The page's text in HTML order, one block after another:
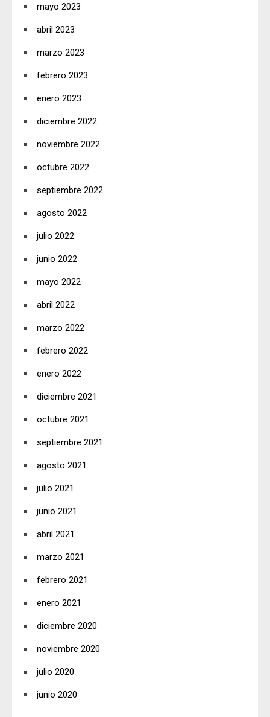
mayo 2023
abril 2023
marzo 2023
febrero 2023
enero 2023
diciembre 2022
noviembre 2022
octubre 2022
septiembre 2022
agosto 2022
julio 2022
junio 2022
mayo 2022
abril 2022
marzo 2022
febrero 2022
enero 2022
diciembre 2021
octubre 2021
septiembre 2021
agosto 2021
julio 2021
junio 2021
abril 2021
marzo 2021
febrero 2021
enero 2021
diciembre 2020
noviembre 2020
julio 2020
junio 2020